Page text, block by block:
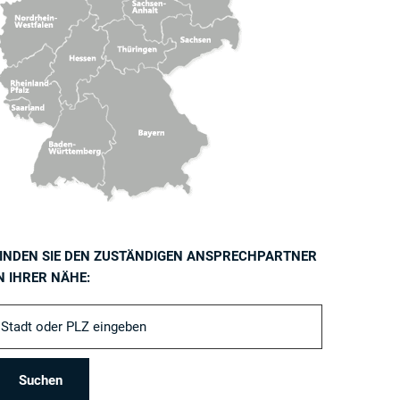
SIE DEN ZUSTÄNDIGEN ANSPRECHPARTNER
IHRER NÄHE: